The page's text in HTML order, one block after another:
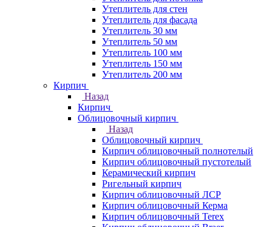
Утеплитель для стен
Утеплитель для фасада
Утеплитель 30 мм
Утеплитель 50 мм
Утеплитель 100 мм
Утеплитель 150 мм
Утеплитель 200 мм
Кирпич
Назад
Кирпич
Облицовочный кирпич
Назад
Облицовочный кирпич
Кирпич облицовочный полнотелый
Кирпич облицовочный пустотелый
Керамический кирпич
Ригельный кирпич
Кирпич облицовочный ЛСР
Кирпич облицовочный Керма
Кирпич облицовочный Terex